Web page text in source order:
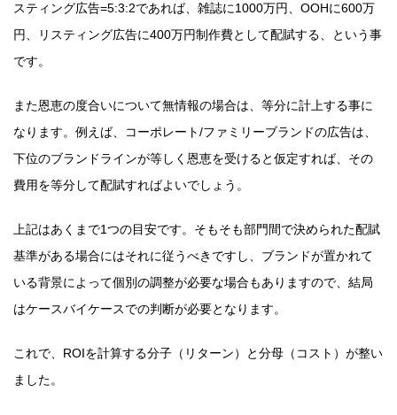
スティング広告=5:3:2であれば、雑誌に1000万円、OOHに600万
円、リスティング広告に400万円制作費として配賦する、という事
です。
また恩恵の度合いについて無情報の場合は、等分に計上する事に
なります。例えば、コーポレート/ファミリーブランドの広告は、
下位のブランドラインが等しく恩恵を受けると仮定すれば、その
費用を等分して配賦すればよいでしょう。
上記はあくまで1つの目安です。そもそも部門間で決められた配賦
基準がある場合にはそれに従うべきですし、ブランドが置かれて
いる背景によって個別の調整が必要な場合もありますので、結局
はケースバイケースでの判断が必要となります。
これで、ROIを計算する分子（リターン）と分母（コスト）が整い
ました。